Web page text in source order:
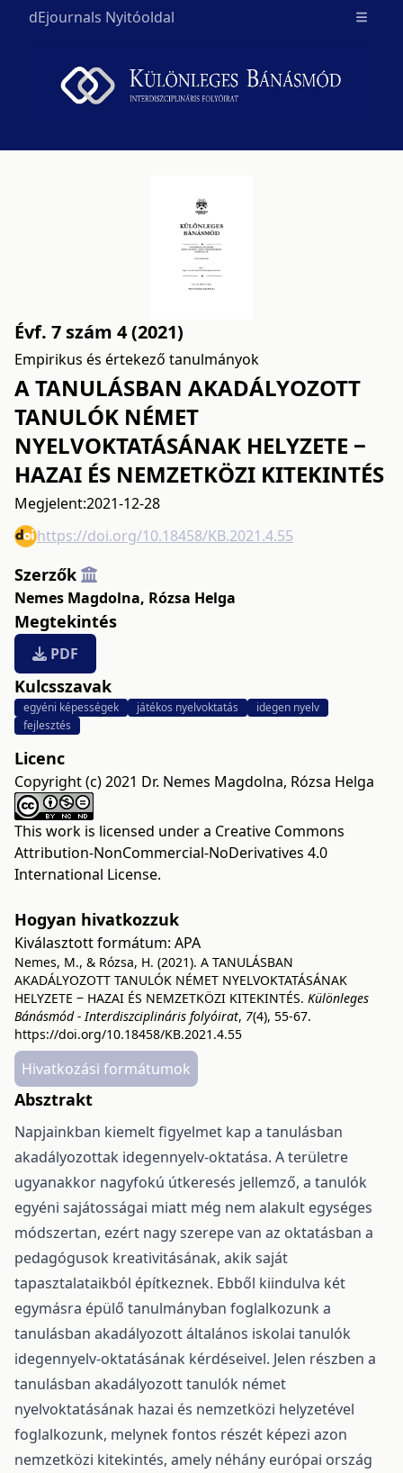
dEjournals Nyitóoldal Open
Évf. 7 szám 4 (2021)
Empirikus és értekező tanulmányok
A TANULÁSBAN AKADÁLYOZOTT
TANULÓK NÉMET
NYELVOKTATÁSÁNAK HELYZETE ‒
HAZAI ÉS NEMZETKÖZI KITEKINTÉS
Megjelent:2021-12-28
https://doi.org/10.18458/KB.2021.4.55
Szerzők
Nemes Magdolna, Rózsa Helga
Megtekintés
PDF
Kulcsszavak
egyéni képességek játékos nyelvoktatás
idegen nyelv
fejlesztés
Licenc
Copyright (c) 2021 Dr. Nemes Magdolna, Rózsa Helga
This work is licensed under a Creative Commons
Attribution-NonCommercial-NoDerivatives 4.0
International License.
Hogyan hivatkozzuk
Kiválasztott formátum: APA
Nemes, M., & Rózsa, H. (2021). A TANULÁSBAN
AKADÁLYOZOTT TANULÓK NÉMET NYELVOKTATÁSÁNAK
HELYZETE ‒ HAZAI ÉS NEMZETKÖZI KITEKINTÉS. Különleges
Bánásmód - Interdiszciplináris folyóirat, 7(4), 55-67.
https://doi.org/10.18458/KB.2021.4.55
Hivatkozási formátumok
Absztrakt
Napjainkban kiemelt figyelmet kap a tanulásban
akadályozottak idegennyelv-oktatása. A területre
ugyanakkor nagyfokú útkeresés jellemző, a tanulók
egyéni sajátosságai miatt még nem alakult egységes
módszertan, ezért nagy szerepe van az oktatásban a
pedagógusok kreativitásának, akik saját
tapasztalataikból építkeznek. Ebből kiindulva két
egymásra épülő tanulmányban foglalkozunk a
tanulásban akadályozott általános iskolai tanulók
idegennyelv-oktatásának kérdéseivel. Jelen részben a
tanulásban akadályozott tanulók német
nyelvoktatásának hazai és nemzetközi helyzetével
foglalkozunk, melynek fontos részét képezi azon
nemzetközi kitekintés, amely néhány európai ország